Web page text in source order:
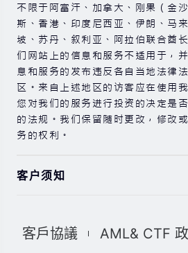
不限于阿富汗、加拿大、刚果（金
斯、香港、印度尼西亚、伊朗、马
坡、苏丹、叙利亚、阿拉伯联合酋
们网站上的信息和服务不适用于，
息和服务的发布违反各自当地法律
区。来自上述地区的访客应在使用
您对我们的服务进行投资的决定是
的法规。我们保留随时更改，修改
务的权利。
客户须知
息，材料或第三方材料（“材料”
客戶協議 AML& CTF